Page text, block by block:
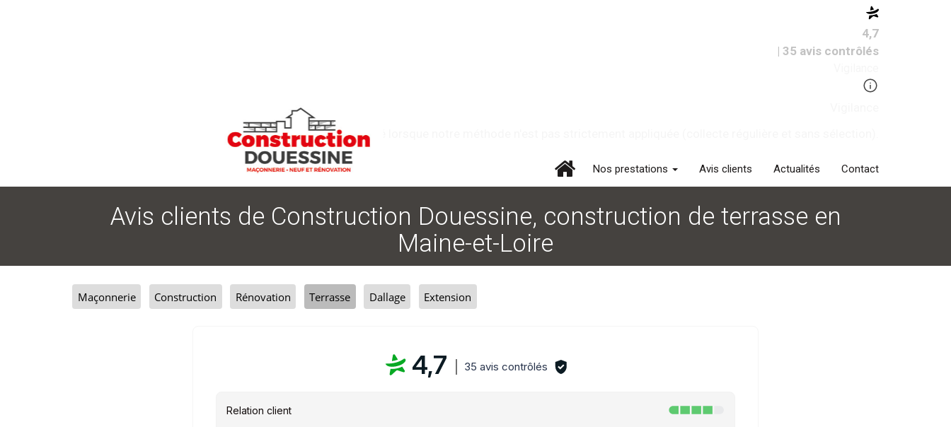
4,7
| 35 avis contrôlés
Ce statut est attribué lorsque notre méthode n'est pas strictement appliquée (collecte régulière et sans sélection).
Nos prestations Avis clients Actualités Contact
Avis clients de Construction Douessine, construction de terrasse en
Maine-et-Loire
Maçonnerie Construction Rénovation Terrasse Dallage Extension
4,7 35 avis contrôlés
Relation client